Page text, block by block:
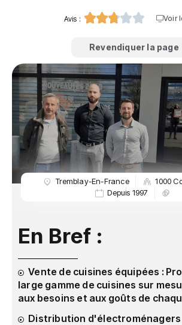
Avis :  Voir
Revendiquer la page
Tremblay-En-France
1000
Depuis 1997
En Bref :
Vente de cuisines équipées :
large gamme de cuisines sur
aux besoins et aux goûts de
Distribution